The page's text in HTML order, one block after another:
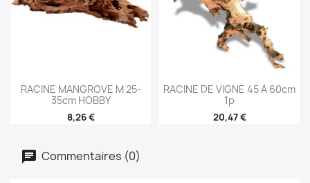
RACINE MANGROVE M 25-
35cm HOBBY
8,26 €
RACINE DE VIGNE 45 À 60cm
1p
20,47 €
Commentaires (0)